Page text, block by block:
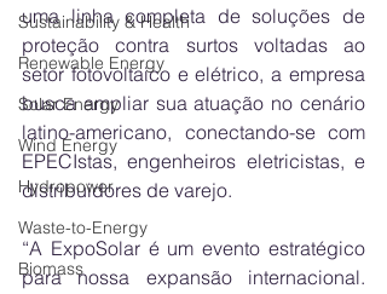
Sustainability & Health
Renewable Energy
Solar Energy
Wind Energy
Hydropower
Waste-to-Energy
Biomass
uma linha completa de soluções de
proteção contra surtos voltadas ao
setor fotovoltaico e elétrico, a empresa
busca ampliar sua atuação no cenário
latino-americano, conectando-se com
EPECIstas, engenheiros eletricistas, e
distribuidores de varejo.
“A ExpoSolar é um evento estratégico
para nossa expansão internacional.